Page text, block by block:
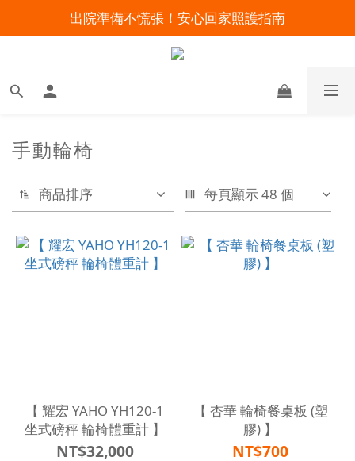
明陽來村全館免運優惠中
出院準備不慌張！安心回家照護指南
暑假出遊 攜帶氧氣機不怕坐飛機
手動輪椅
商品排序 每頁顯示 48 個
【 耀宏 YAHO YH120-1
坐式磅秤 輪椅體重計 】
NT$32,000
【 杏華 輪椅餐桌板 (塑
膠) 】
NT$700